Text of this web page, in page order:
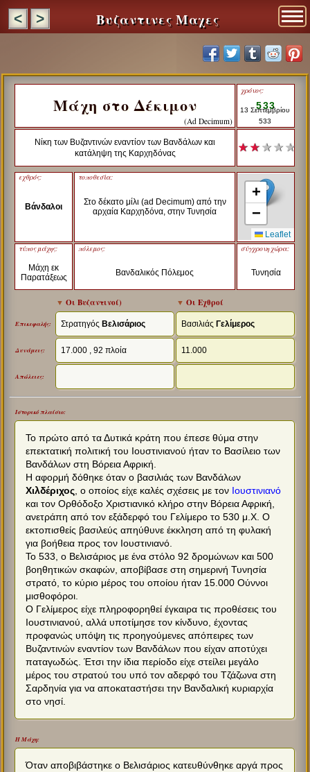
< > Βυζαντινες Μαχες
Μάχη στο Δέκιμον
(Ad Decimum)
χρόνος:
533
13 Σεπτεμβρίου
533
Νίκη των Βυζαντινών εναντίον των Βανδάλων και
κατάληψη της Καρχηδόνας
★ ★ ★ ★ ★
εχθρός:
Βάνδαλοι
τοποθεσία:
Στο δέκατο μίλι (ad Decimum) από την
αρχαία Καρχηδόνα, στην Τυνησία
+
−
Leaflet
τύπος μάχης:
Μάχη εκ
Παρατάξεως
πόλεμος:
Βανδαλικός Πόλεμος
σύγχρονη χώρα:
Τυνησία
▼ Οι Βυζαντινοί) ▼ Οι Εχθροί
Επικεφαλής: Στρατηγός Βελισάριος Βασιλιάς Γελίμερος
Δυνάμεις: 17.000 , 92 πλοία 11.000
Απώλειες:
Ιστορικό πλαίσιο:
Το πρώτο από τα Δυτικά κράτη που έπεσε θύμα στην
επεκτατική πολιτική του Ιουστινιανού ήταν το Βασίλειο των
Βανδάλων στη Βόρεια Αφρική.
Η αφορμή δόθηκε όταν ο βασιλιάς των Βανδάλων
Χιλδέριχος, ο οποίος είχε καλές σχέσεις με τον Ιουστινιανό
και τον Ορθόδοξο Χριστιανικό κλήρο στην Βόρεια Αφρική,
ανετράπη από τον εξάδερφό του Γελίμερο το 530 μ.Χ. Ο
εκτοπισθείς βασιλεύς απηύθυνε έκκληση από τη φυλακή
για βοήθεια προς τον Ιουστινιανό.
Το 533, ο Βελισάριος με ένα στόλο 92 δρομώνων και 500
βοηθητικών σκαφών, αποβίβασε στη σημερινή Τυνησία
στρατό, το κύριο μέρος του οποίου ήταν 15.000 Ούννοι
μισθοφόροι.
Ο Γελίμερος είχε πληροφορηθεί έγκαιρα τις προθέσεις του
Ιουστινιανού, αλλά υποτίμησε τον κίνδυνο, έχοντας
προφανώς υπόψη τις προηγούμενες απόπειρες των
Βυζαντινών εναντίον των Βανδάλων που είχαν αποτύχει
παταγωδώς. Έτσι την ίδια περίοδο είχε στείλει μεγάλο
μέρος του στρατού του υπό τον αδερφό του Τζάζωνα στη
Σαρδηνία για να αποκαταστήσει την Βανδαλική κυριαρχία
στο νησί.
Η Μάχη:
Όταν αποβιβάστηκε ο Βελισάριος κατευθύνθηκε αργά προς